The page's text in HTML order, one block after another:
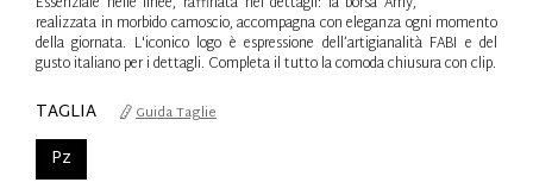
realizzata in morbido camoscio, accompagna con eleganza ogni momento
della giornata. L'iconico logo è espressione dell’artigianalità FABI e del
gusto italiano per i dettagli. Completa il tutto la comoda chiusura con clip.
TAGLIA Guida Taglie
Pz